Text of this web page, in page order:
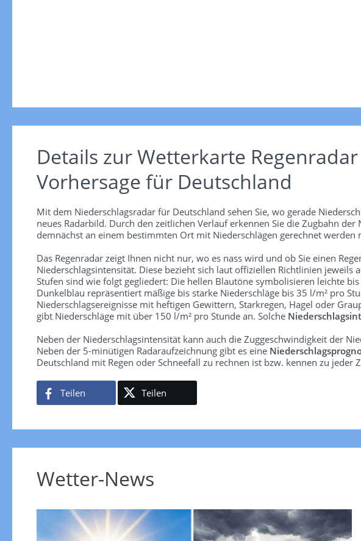
Details zur Wetterkarte
Vorhersage für Deutschland
Mit dem Niederschlagsradar für Deutschland sehen Sie, wo gerade
neues Radarbild. Durch den zeitlichen Verlauf erkennen Sie die Zugbahn
demnächst an einem bestimmten Ort mit Niederschlägen gerechnet werden
Das Regenradar zeigt Ihnen nicht nur, wo es nass wird und ob Sie einen
Niederschlagsintensität. Diese bezieht sich laut offiziellen Richtlinien jeweils
Stufen sind wie folgt gegliedert: Die hellen Blautöne symbolisieren leichte
Dunkelblau repräsentiert mäßige bis starke Niederschläge bis 35 l/m² pro
Niederschlagsereignisse mit heftigen Gewittern, Starkregen, Hagel oder
gibt Niederschläge mit über 150 l/m² pro Stunde an. Solche
Neben der Niederschlagsintensität kann auch die Zuggeschwindigkeit der
Neben der 5-minütigen Radaraufzeichnung gibt es eine
Deutschland mit Regen oder Schneefall zu rechnen ist bzw. kennen zu
Teilen Teilen
Wetter-News